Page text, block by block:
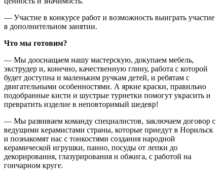
— Участие в конкурсе работ и возможность выиграть участие
в дополнительном занятии.
Что мы готовим?
— Мы дооснащаем нашу мастерскую, докупаем мебель,
экструдер и, конечно, качественную глину, работа с которой
будет доступна и маленьким ручкам детей, и ребятам с
двигательными особенностями. А яркие краски, правильно
подобранные кисти и шустрые турнетки помогут украсить и
превратить изделие в неповторимый шедевр!
— Мы развиваем команду специалистов, заключаем договор с
ведущими керамистами страны, которые приедут в Норильск
и познакомят нас с тонкостями создания народной
керамической игрушки, панно, посуды от лепки до
декорирования, глазурирования и обжига, с работой на
гончарном круге.